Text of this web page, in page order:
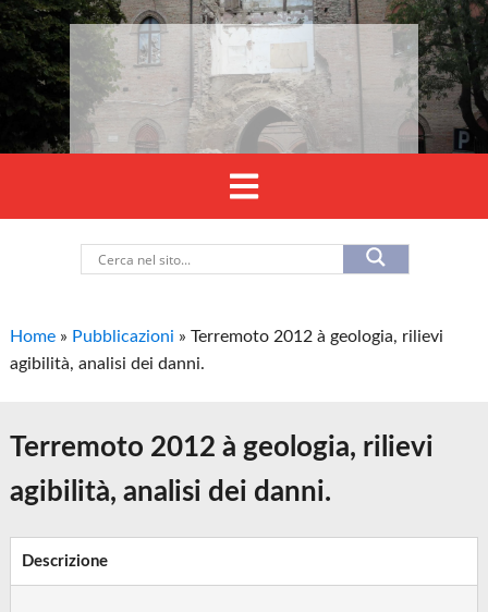
Home » Pubblicazioni »Terremoto 2012 à geologia, rilievi
agibilità, analisi dei danni.
Terremoto 2012 à geologia, rilievi
agibilità, analisi dei danni.
Descrizione